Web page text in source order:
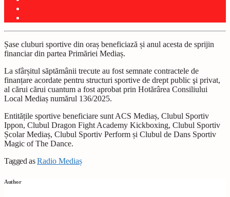
Șase cluburi sportive din oraș beneficiază și anul acesta de sprijin
financiar din partea Primăriei Mediaș.
La sfârșitul săptămânii trecute au fost semnate contractele de
finanțare acordate pentru structuri sportive de drept public şi privat,
al cărui cărui cuantum a fost aprobat prin Hotărârea Consiliului
Local Mediaș numărul 136/2025.
Entitățile sportive beneficiare sunt ACS Mediaș, Clubul Sportiv
Ippon, Clubul Dragon Fight Academy Kickboxing, Clubul Sportiv
Școlar Mediaș, Clubul Sportiv Perform și Clubul de Dans Sportiv
Magic of The Dance.
Tagged asRadio Mediaș
Author